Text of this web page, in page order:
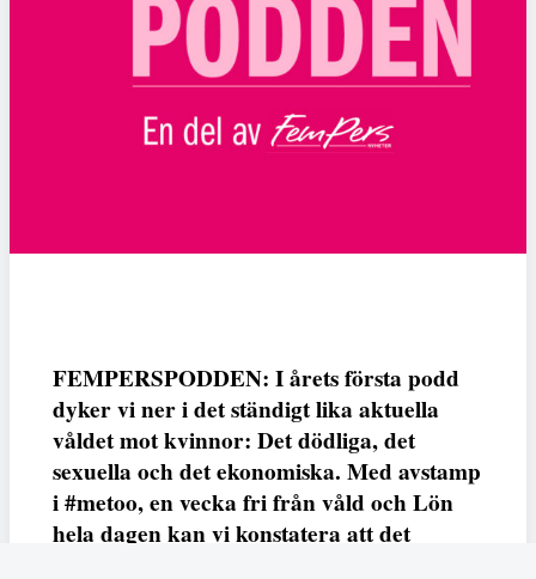
FEMPERSPODDEN: I årets första podd
dyker vi ner i det ständigt lika aktuella
våldet mot kvinnor: Det dödliga, det
sexuella och det ekonomiska. Med avstamp
i #metoo, en vecka fri från våld och Lön
hela dagen kan vi konstatera att det